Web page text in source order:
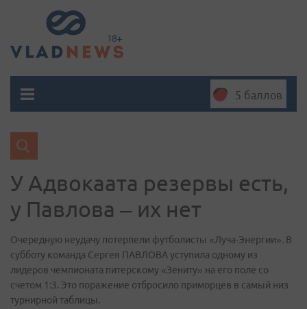
5 баллов
У Адвокаата резервы есть,
у Павлова – их нет
Очередную неудачу потерпели футболисты «Луча-Энергии». В
субботу команда Сергея ПАВЛОВА уступила одному из
лидеров чемпионата питерскому «Зениту» на его поле со
счетом 1:3. Это поражение отбросило приморцев в самый низ
турнирной таблицы.